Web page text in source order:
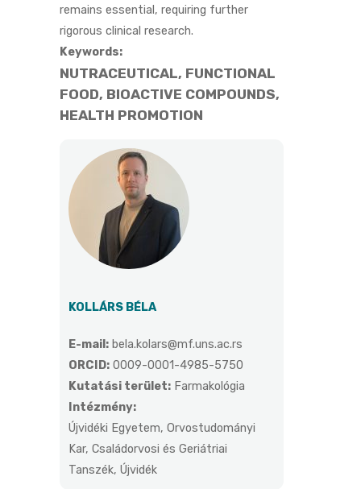
remains essential, requiring further
rigorous clinical research.
Keywords:
NUTRACEUTICAL, FUNCTIONAL
FOOD, BIOACTIVE COMPOUNDS,
HEALTH PROMOTION
KOLLÁRS BÉLA
E-mail: bela.kolars@mf.uns.ac.rs
ORCID: 0009-0001-4985-5750
Kutatási terület: Farmakológia
Intézmény:
Újvidéki Egyetem, Orvostudományi
Kar, Családorvosi és Geriátriai
Tanszék, Újvidék